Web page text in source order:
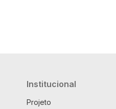
Institucional
Projeto